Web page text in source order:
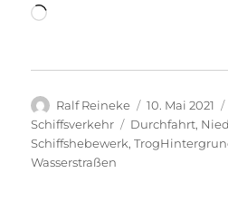
Wird
Autor
Ralf Reineke
Veröffentlicht
am
10. Mai 2021
Schiffsverkehr
Schlagwörter
Durchfahrt,
Schiffshebewerk,
Wasserstraßen